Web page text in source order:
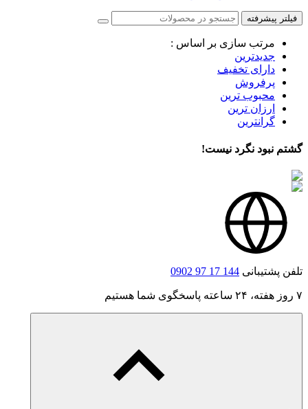
فیلتر پیشرفته
مرتب سازی بر اساس :
جدیدترین
دارای تخفیف
پرفروش
محبوب ترین
ارزان ترین
گرانترین
گشتم نبود نگرد نیست!
تلفن پشتیبانی 0902 97 17 144
۷ روز هفته، ۲۴ ساعته پاسخگوی شما هستیم